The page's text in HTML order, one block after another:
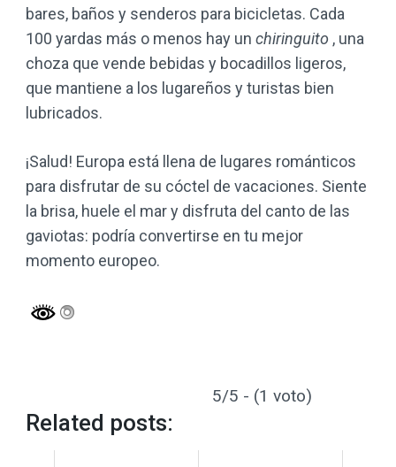
bares, baños y senderos para bicicletas. Cada
100 yardas más o menos hay un chiringuito , una
choza que vende bebidas y bocadillos ligeros,
que mantiene a los lugareños y turistas bien
lubricados.
¡Salud! Europa está llena de lugares románticos
para disfrutar de su cóctel de vacaciones. Siente
la brisa, huele el mar y disfruta del canto de las
gaviotas: podría convertirse en tu mejor
momento europeo.
5/5 - (1 voto)
Related posts: